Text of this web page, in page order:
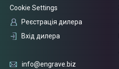
Cookie Settings
Реєстрація дилера
Вхід дилера
info@engrave.biz